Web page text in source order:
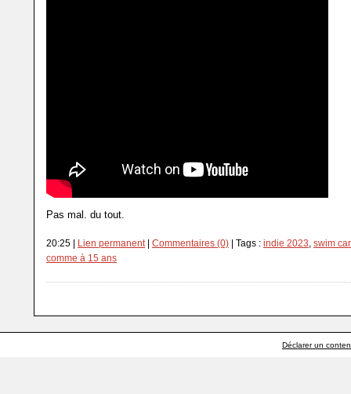
Pas mal. du tout.
20:25 | Lien permanent | Commentaires (0) | Tags : indie 2023 swim
comme à 15 ans
Déclarer un